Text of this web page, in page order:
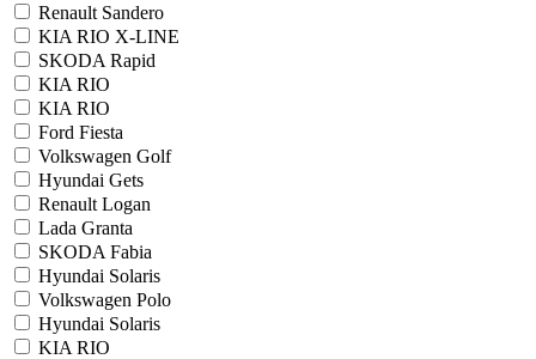
Renault Sandero
KIA RIO X-LINE
SKODA Rapid
KIA RIO
KIA RIO
Ford Fiesta
Volkswagen Golf
Hyundai Gets
Renault Logan
Lada Granta
SKODA Fabia
Hyundai Solaris
Volkswagen Polo
Hyundai Solaris
KIA RIO